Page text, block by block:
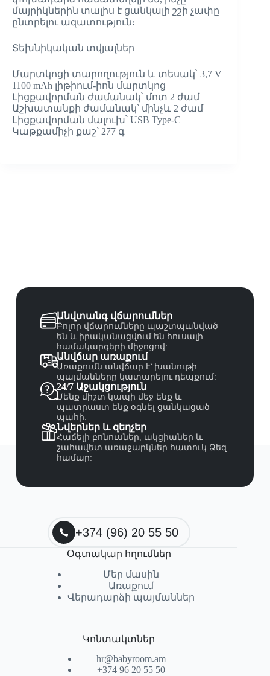
մայրիկներին տալիս է ցանկալի շշի չափը
ընտրելու ազատություն։
Տեխնիկական տվյալներ
Մարտկոցի տարողություն և տեսակ՝ 3,7 V
1100 mAh լիթիում-իոն մարտկոց
Լիցքավորման ժամանակ՝ մոտ 2 ժամ
Աշխատանքի ժամանակ՝ մինչև 2 ժամ
Լիցքավորման մալուխ՝ USB Type-C
Կաթքամիչի քաշ՝ 277 գ
Անվտանգ վճարումներ
Բոլոր վճարումները պաշտպանված
են և իրականացվում են հուսալի
համակարգերի միջոցով:
Անվճար առաքում
Առաքումն անվճար է՝ խանութի
պայմանները կատարելու դեպքում:
24/7 Աջակցություն
Մենք միշտ կապի մեջ ենք և
պատրաստ ենք օգնել ցանկացած
պահի:
Նվերներ և զեղչեր
Հաճելի բոնուսներ, ակցիաներ և
շահավետ առաջարկներ հատուկ Ձեզ
համար:
+374 (96) 20 55 50
Օգտակար հղումներ
Մեր մասին
Առաքում
Վերադարձի պայմաններ
Կոնտակտներ
hr@babyroom.am
+374 96 20 55 50